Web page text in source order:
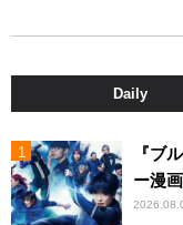
Daily
『ブ
ー漫